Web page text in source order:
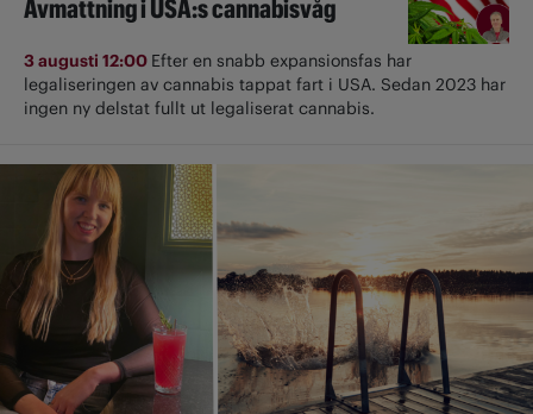
Avmattning i USA:s cannabisvåg
3 augusti 12:00 Efter en snabb expansionsfas har
legaliseringen av cannabis tappat fart i USA. Sedan 2023 har
ingen ny delstat fullt ut ­legaliserat cannabis.